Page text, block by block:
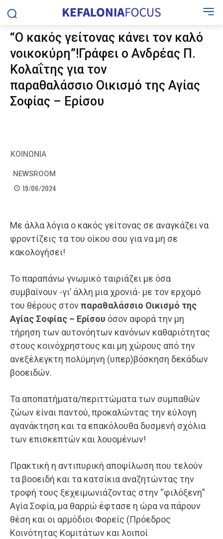
“Ο κακός γείτονας κάνει τον καλό
νοικοκύρη”!Γράφει ο Ανδρέας Π.
Κολαΐτης για τον
παραθαλάσσιο Οικισμό της Αγίας
Σοφίας – Ερίσου
ΚΟΙΝΩΝΙΑ
NEWSROOM
19/06/2024
Με άλλα λόγια ο κακός γείτονας σε αναγκάζει να
φροντίζεις τα του οίκου σου για να μη σε
κακολογήσει!
Το παραπάνω γνωμικό ταιριάζει με όσα
συμβαίνουν -γι’ άλλη μια χρονιά- με τον ερχομό
του θέρους στονπαραθαλάσσιο Οικισμό της
Αγίας Σοφίας – Ερίσου όσον αφορά την μη
τήρηση των αυτονόητων κανόνων καθαριότητας
στους κοινόχρηστους και μη χώρους από την
ανεξέλεγκτη πολύμηνη (υπερ)βόσκηση δεκάδων
βοοειδών.
Τα αποπατήματα/περιττώματα των συμπαθών
ζώων είναι παντού, προκαλώντας την εύλογη
αγανάκτηση και τα επακόλουθα δυσμενή σχόλια
των επισκεπτών και λουομένων!
Πρακτική η αντιπυρική αποψίλωση που τελούν
τα βοοειδή και τα κατσίκια αναζητώντας την
τροφή τους ξεχειμωνιάζοντας στην “φιλόξενη”
Αγία Σοφία, μα θαρρώ έφτασε η ώρα να πάρουν
θέση και οι αρμόδιοι Φορείς (Πρόεδρος
Κοινότητας Κομιτάτων και λοιποί